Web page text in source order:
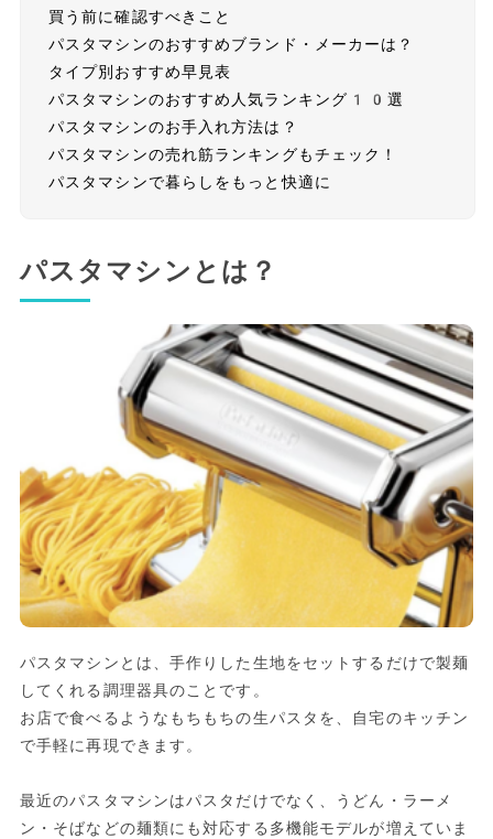
買う前に確認すべきこと
パスタマシンのおすすめブランド・メーカーは？
タイプ別おすすめ早見表
パスタマシンのおすすめ人気ランキング10選
パスタマシンのお手入れ方法は？
パスタマシンの売れ筋ランキングもチェック！
パスタマシンで暮らしをもっと快適に
パスタマシンとは？
パスタマシンとは、手作りした生地をセットするだけで製麺
してくれる調理器具のことです。
お店で食べるようなもちもちの生パスタを、自宅のキッチン
で手軽に再現できます。
最近のパスタマシンはパスタだけでなく、うどん・ラーメ
ン・そばなどの麺類にも対応する多機能モデルが増えていま